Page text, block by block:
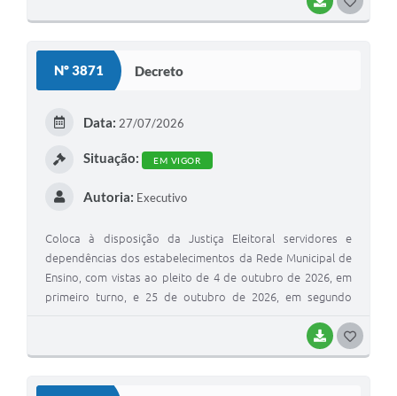
Nº 3871 Decreto
BAIXAR
Data: 27/07/2026
Situação: EM VIGOR
Autoria: Executivo
Coloca à disposição da Justiça Eleitoral servidores e
dependências dos estabelecimentos da Rede Municipal de
Ensino, com vistas ao pleito de 4 de outubro de 2026, em
primeiro turno, e 25 de outubro de 2026, em segundo